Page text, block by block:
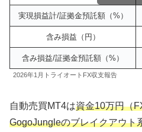
実現損益計/証拠金預託額（%）
含み損益（円）
含み損益/証拠金預託額（%）
2026年1月トライオートFX収支報告
自動売買MT4は資金10万円（
GogoJungleのブレイクアウト